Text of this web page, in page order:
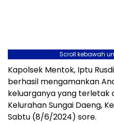
Scroll kebawah
Kapolsek Mentok, Iptu
berhasil mengamankan
keluarganya yang terletak
Kelurahan Sungai Daeng,
Sabtu (8/6/2024) sore.